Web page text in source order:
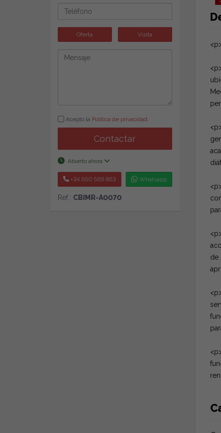
de
Oferta Visita
Acepto la Política de privacidad
Contactar
Abierto ahora
+34 650 569 863 Whatsapp
Ref.: CBIMR-A0070